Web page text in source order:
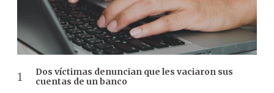
Dos víctimas denuncian que les vaciaron sus
cuentas de un banco